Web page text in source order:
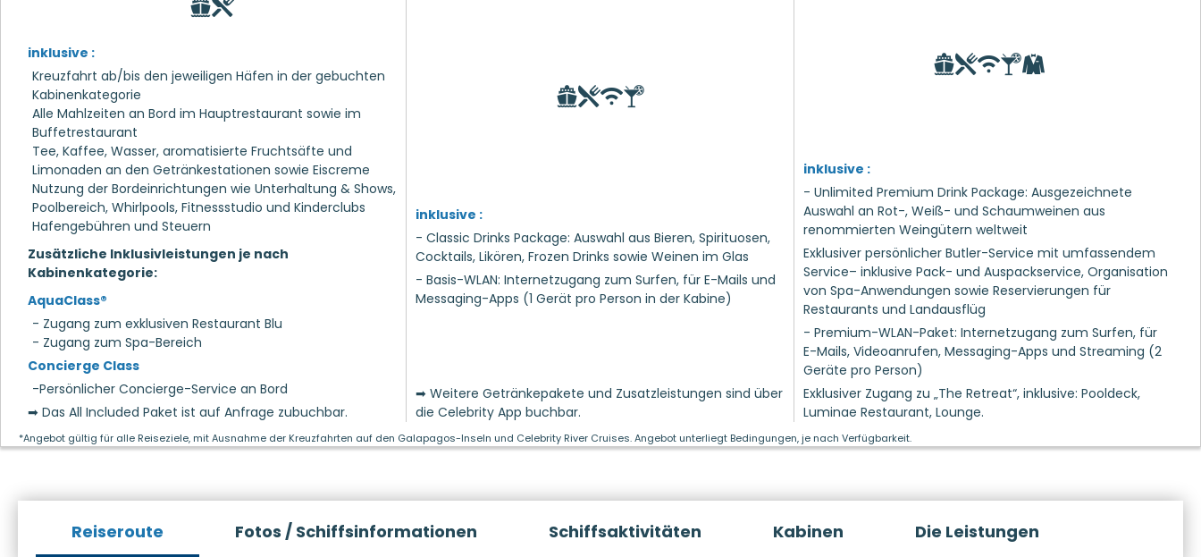
inklusive :
Kreuzfahrt ab/bis den jeweiligen Häfen in der gebuchten
Kabinenkategorie
Alle Mahlzeiten an Bord im Hauptrestaurant sowie im
Buffetrestaurant
Tee, Kaffee, Wasser, aromatisierte Fruchtsäfte und
Limonaden an den Getränkestationen sowie Eiscreme
Nutzung der Bordeinrichtungen wie Unterhaltung & Shows,
Poolbereich, Whirlpools, Fitnessstudio und Kinderclubs
Hafengebühren und Steuern
Zusätzliche Inklusivleistungen je nach
Kabinenkategorie:
AquaClass®
- Zugang zum exklusiven Restaurant Blu
- Zugang zum Spa-Bereich
Concierge Class
-Persönlicher Concierge-Service an Bord
➡ Das All Included Paket ist auf Anfrage zubuchbar.
inklusive :
- Classic Drinks Package: Auswahl aus Bieren, Spirituosen,
Cocktails, Likören, Frozen Drinks sowie Weinen im Glas
- Basis-WLAN: Internetzugang zum Surfen, für E-Mails und
Messaging-Apps (1 Gerät pro Person in der Kabine)
➡ Weitere Getränkepakete und Zusatzleistungen sind über
die Celebrity App buchbar.
inklusive :
- Unlimited Premium Drink Package: Ausgezeichnete
Auswahl an Rot-, Weiß- und Schaumweinen aus
renommierten Weingütern weltweit
Exklusiver persönlicher Butler-Service mit umfassendem
Service– inklusive Pack- und Auspackservice, Organisation
von Spa-Anwendungen sowie Reservierungen für
Restaurants und Landausflüg
- Premium-WLAN-Paket: Internetzugang zum Surfen, für
E-Mails, Videoanrufen, Messaging-Apps und Streaming (2
Geräte pro Person)
Exklusiver Zugang zu „The Retreat“, inklusive: Pooldeck,
Luminae Restaurant, Lounge.
*Angebot gültig für alle Reiseziele, mit Ausnahme der Kreuzfahrten auf den Galapagos-Inseln und Celebrity River Cruises. Angebot unterliegt Bedingungen, je nach Verfügbarkeit.
Reiseroute Fotos / Schiffsinformationen Schiffsaktivitäten Kabinen Die Leistungen